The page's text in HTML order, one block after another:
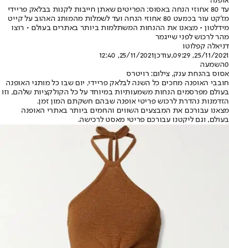
עד 80 אחוזי הנחה באסוס: הפריטים שאתן חייבות לקנות בבלאק פריידי
מז'קט עור בכמעט 80 אחוזי הנחה ועד לשמלות מהמותג האהוב על קייט
מידלטון • מצאנו את ההנחות המשתלמות ביותר באתרים בעולם • רוצו
מהר לרכוש לפני שייגמר
דניאלה קפלוטו
25/11/2021, 09:29
,עודכן25/11/2021, 12:40
0השמעה
אסוס בהנחת ענק, צילום: רויטרס
חובבי האופנה מחכים כל השנה לבלאק פריידי, יום שבו כל מותגי האופנה
בעולם מפרסמים הנחות משמעותיות במיוחד על כל הקולקציות שלהם, וזו
הזדמנות נהדרת לרכוש פריטי אופנה שבהם חשקתם המון זמן.
מצאנו עבורכם את המבצעים השווים והחמים ביותר באתרי האופנה
בעולם, וגם ליקטנו עבורכם פריטי מאסט לרכישה.